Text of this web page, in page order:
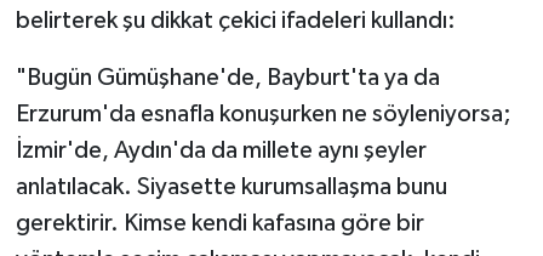
belirterek şu dikkat çekici ifadeleri kullandı:
"Bugün Gümüşhane'de, Bayburt'ta ya da
Erzurum'da esnafla konuşurken ne söyleniyorsa;
İzmir'de, Aydın'da da millete aynı şeyler
anlatılacak. Siyasette kurumsallaşma bunu
gerektirir. Kimse kendi kafasına göre bir